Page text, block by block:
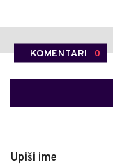
KOMENTARI 0
Upiši ime